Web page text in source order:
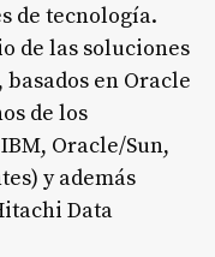
de tecnología.
de las soluciones
en Oracle
de los
Oracle/Sun,
y además
Data